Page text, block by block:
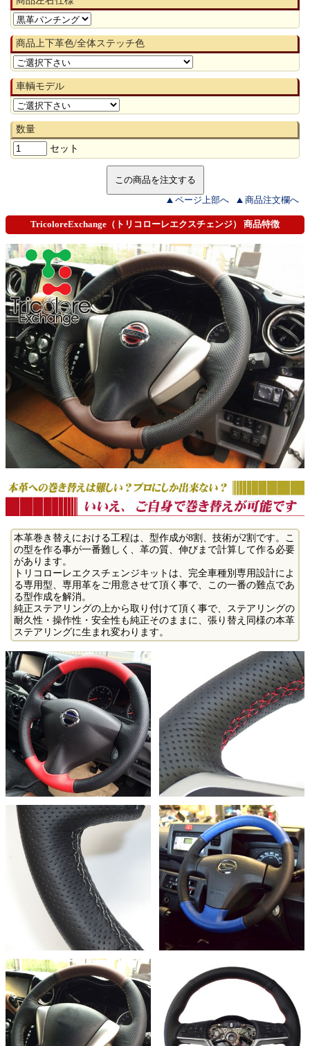
商品上下革色/全体ステッチ色
車輌モデル
数量
セット
ページ上部へ 商品注文欄へ
TricoloreExchange（トリコローレエクスチェンジ） 商品特徴
本革巻き替えにおける工程は、型作成が8割、技術が2割です。こ
の型を作る事が一番難しく、革の質、伸びまで計算して作る必要
があります。
トリコローレエクスチェンジキットは、完全車種別専用設計によ
る専用型、専用革をご用意させて頂く事で、この一番の難点であ
る型作成を解消。
純正ステアリングの上から取り付けて頂く事で、ステアリングの
耐久性・操作性・安全性も純正そのままに、張り替え同様の本革
ステアリングに生まれ変わります。